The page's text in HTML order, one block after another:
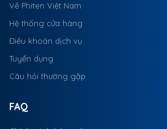
Về Phiten Việt Nam
Hệ thống cửa hàng
Điều khoản dịch vụ
Tuyển dụng
Câu hỏi thường gặp
FAQ